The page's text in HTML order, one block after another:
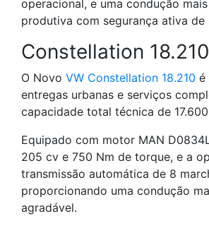
operacional, e uma condução
produtiva com segurança ativa de
Constellation
O Novo VW Constellation 18.210 é
entregas urbanas e serviços
capacidade total técnica de
Equipado com motor MAN
205 cv e 750 Nm de torque, e a
transmissão automática de 8
proporcionando uma condução
agradável.